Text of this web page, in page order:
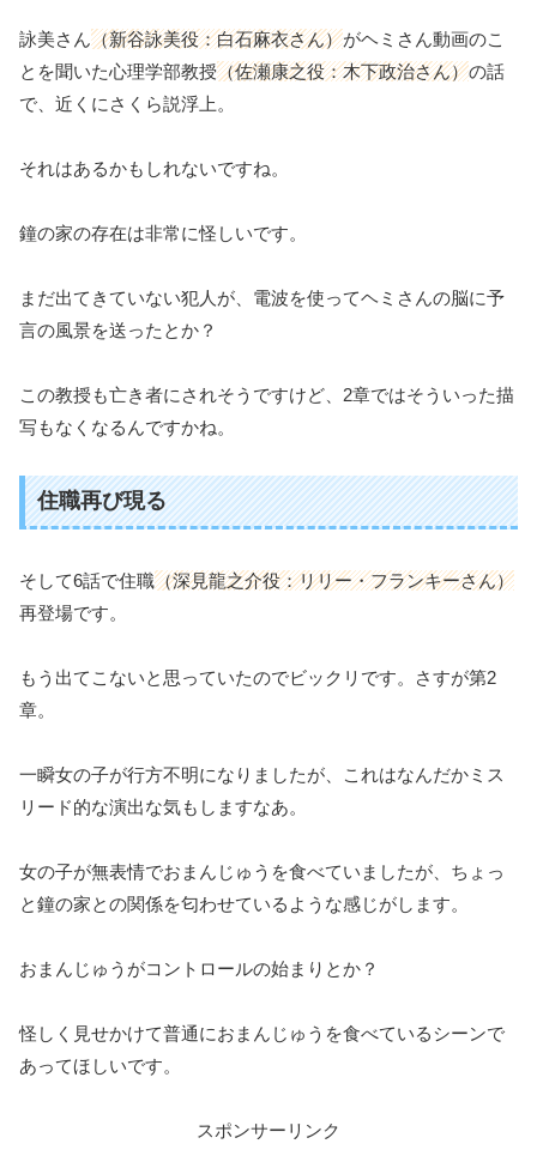
詠美さん（新谷詠美役：白石麻衣さん）がヘミさん動画のこ
とを聞いた心理学部教授（佐瀬康之役：木下政治さん）の話
で、近くにさくら説浮上。
それはあるかもしれないですね。
鐘の家の存在は非常に怪しいです。
まだ出てきていない犯人が、電波を使ってヘミさんの脳に予
言の風景を送ったとか？
この教授も亡き者にされそうですけど、2章ではそういった描
写もなくなるんですかね。
住職再び現る
そして6話で住職（深見龍之介役：リリー・フランキーさん）
再登場です。
もう出てこないと思っていたのでビックリです。さすが第2
章。
一瞬女の子が行方不明になりましたが、これはなんだかミス
リード的な演出な気もしますなあ。
女の子が無表情でおまんじゅうを食べていましたが、ちょっ
と鐘の家との関係を匂わせているような感じがします。
おまんじゅうがコントロールの始まりとか？
怪しく見せかけて普通におまんじゅうを食べているシーンで
あってほしいです。
スポンサーリンク